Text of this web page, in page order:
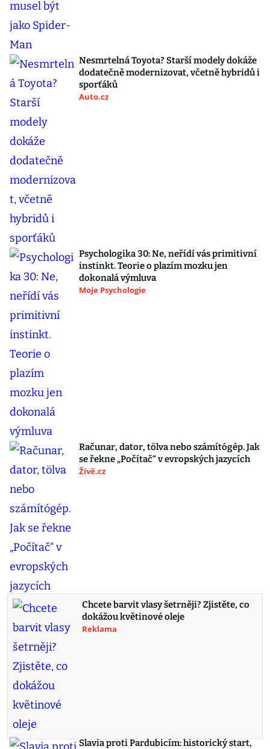
Nesmrtelná Toyota? Starší modely dokáže
dodatečně modernizovat, včetně hybridů i
sporťáků
Auto.cz
Psychologika 30: Ne, neřídí vás primitivní
instinkt. Teorie o plazím mozku jen
dokonalá výmluva
Moje Psychologie
Računar, dator, tölva nebo számítógép. Jak
se řekne „Počítač“ v evropských jazycích
Živě.cz
Chcete barvit vlasy šetrněji? Zjistěte, co
dokážou květinové oleje
Reklama
Slavia proti Pardubicím: historický start,